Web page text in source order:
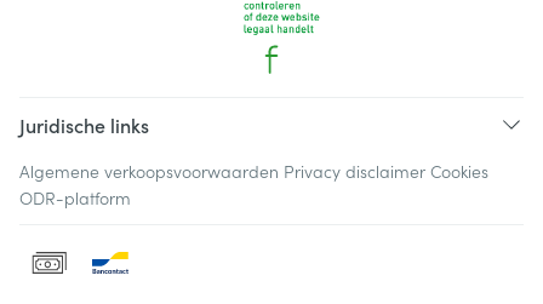
Juridische links
Algemene verkoopsvoorwaarden Privacy disclaimer Cookies
ODR-platform